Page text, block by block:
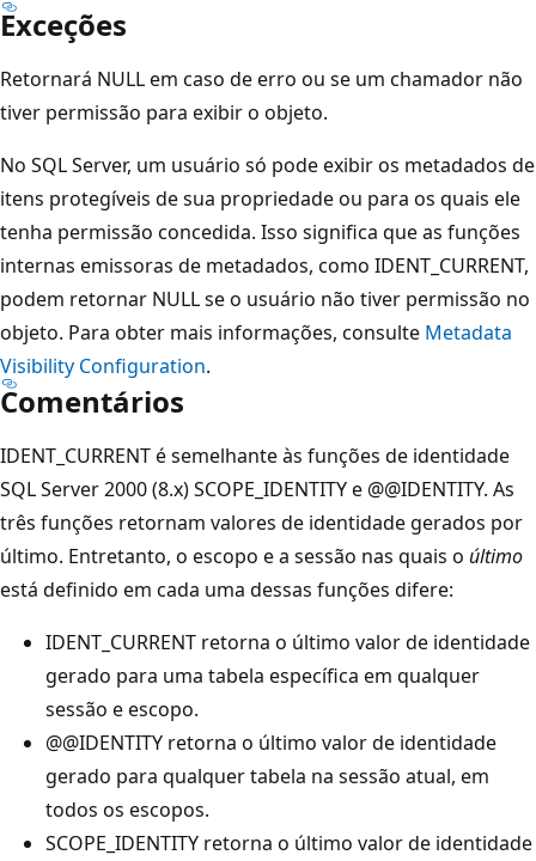
Exceções
Retornará NULL em caso de erro ou se um chamador não
tiver permissão para exibir o objeto.
No SQL Server, um usuário só pode exibir os metadados de
itens protegíveis de sua propriedade ou para os quais ele
tenha permissão concedida. Isso significa que as funções
internas emissoras de metadados, como IDENT_CURRENT,
podem retornar NULL se o usuário não tiver permissão no
objeto. Para obter mais informações, consulte Metadata
Visibility Configuration.
Comentários
IDENT_CURRENT é semelhante às funções de identidade
SQL Server 2000 (8.x) SCOPE_IDENTITY e @@IDENTITY. As
três funções retornam valores de identidade gerados por
último. Entretanto, o escopo e a sessão nas quais o último
está definido em cada uma dessas funções difere:
IDENT_CURRENT retorna o último valor de identidade
gerado para uma tabela específica em qualquer
sessão e escopo.
@@IDENTITY retorna o último valor de identidade
gerado para qualquer tabela na sessão atual, em
todos os escopos.
SCOPE_IDENTITY retorna o último valor de identidade